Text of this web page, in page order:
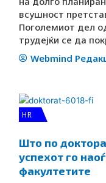
всушност
Поголемиот дел
трудејќи се да
Webmind
HR
Што по
успехот го
факултетите